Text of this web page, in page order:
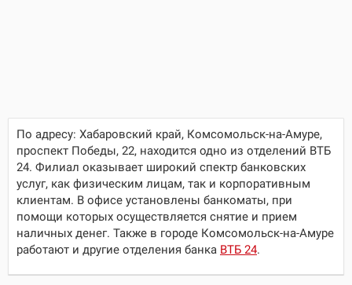
По адресу: Хабаровский край, Комсомольск-на-Амуре,
проспект Победы, 22, находится одно из отделений ВТБ
24. Филиал оказывает широкий спектр банковских
услуг, как физическим лицам, так и корпоративным
клиентам. В офисе установлены банкоматы, при
помощи которых осуществляется снятие и прием
наличных денег. Также в городе Комсомольск-на-Амуре
работают и другие отделения банка ВТБ 24.